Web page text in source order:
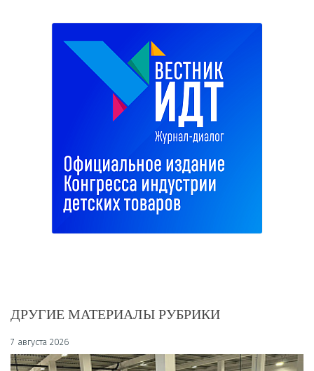
ДРУГИЕ МАТЕРИАЛЫ РУБРИКИ
7 августа 2026